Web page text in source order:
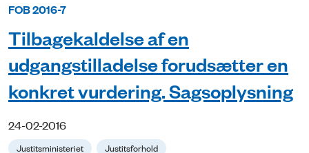
FOB 2016-7
Tilbagekaldelse af en
udgangstilladelse forudsætter en
konkret vurdering. Sagsoplysning
24-02-2016
Justitsministeriet
Justitsforhold